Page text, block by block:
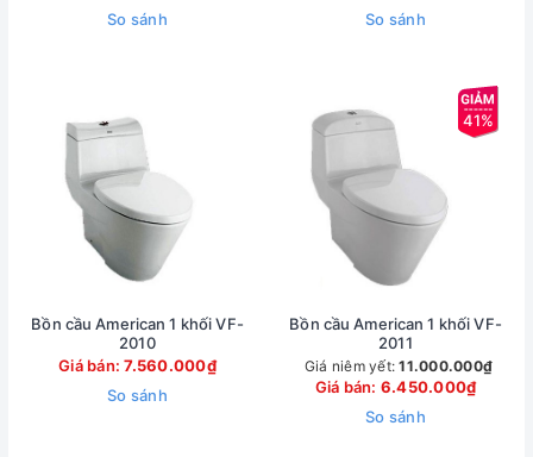
So sánh
So sánh
Bồn cầu American 1 khối VF-
2010
Giá bán:7.560.000₫
So sánh
41%
Bồn cầu American 1 khối VF-
2011
Giá niêm yết:11.000.000₫
Giá bán: 6.450.000₫
So sánh